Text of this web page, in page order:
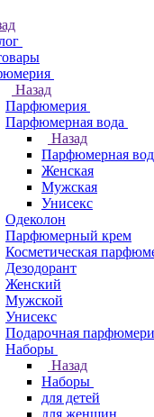
Назад
Парфюмерия
Парфюмерная вода
Назад
Парфюмерная
Женская
Мужская
Унисекс
Одеколон
Парфюмерный крем
Косметическая
Дезодорант
Женский
Мужской
Унисекс
Подарочная
Наборы
Назад
Наборы
для детей
для женщин